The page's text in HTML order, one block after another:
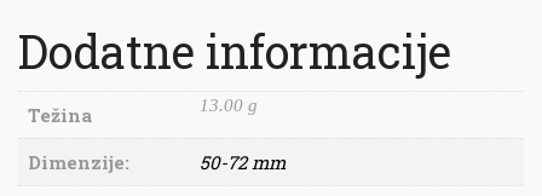
Dodatne informacije
Težina 13.00 g
Dimenzije:
50-72 mm